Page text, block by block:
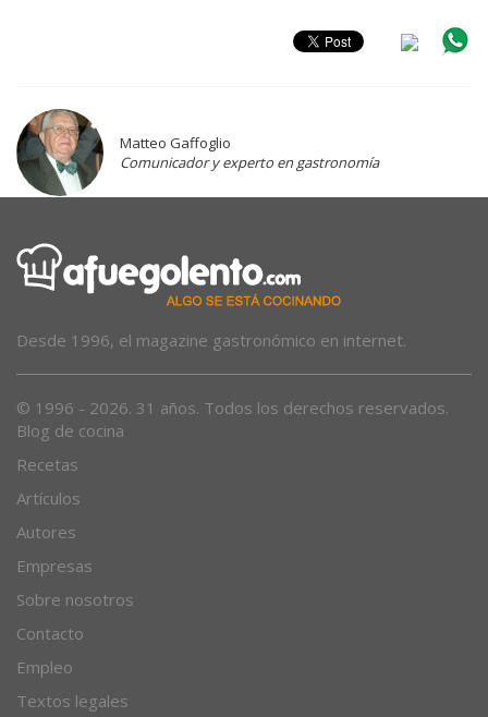
Matteo Gaffoglio
Comunicador y experto en gastronomía
Desde 1996, el magazine gastronómico en internet.
© 1996 - 2026. 31 años. Todos los derechos reservados.
Blog de cocina
Recetas
Artículos
Autores
Empresas
Sobre nosotros
Contacto
Empleo
Textos legales